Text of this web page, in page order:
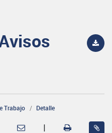
Trabajo Detalle
|